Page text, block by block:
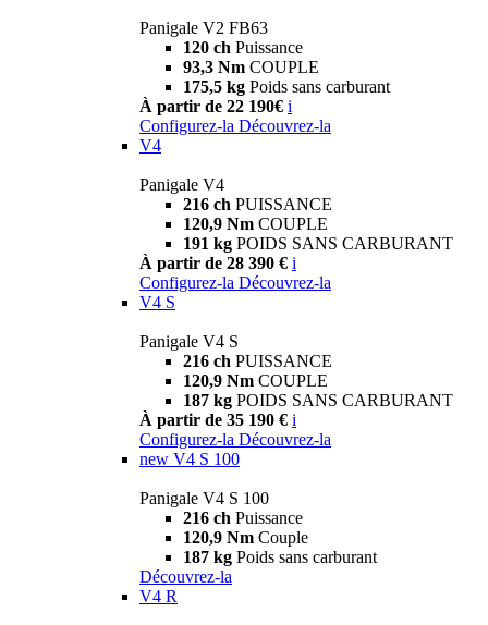
Panigale V2 FB63
120 ch Puissance
93,3 Nm COUPLE
175,5 kg Poids sans carburant
À partir de 22 190€ i
Configurez-la Découvrez-la
V4
Panigale V4
216 ch PUISSANCE
120,9 Nm COUPLE
191 kg POIDS SANS CARBURANT
À partir de 28 390 € i
Configurez-la Découvrez-la
V4 S
Panigale V4 S
216 ch PUISSANCE
120,9 Nm COUPLE
187 kg POIDS SANS CARBURANT
À partir de 35 190 € i
Configurez-la Découvrez-la
new V4 S 100
Panigale V4 S 100
216 ch Puissance
120,9 Nm Couple
187 kg Poids sans carburant
Découvrez-la
V4 R